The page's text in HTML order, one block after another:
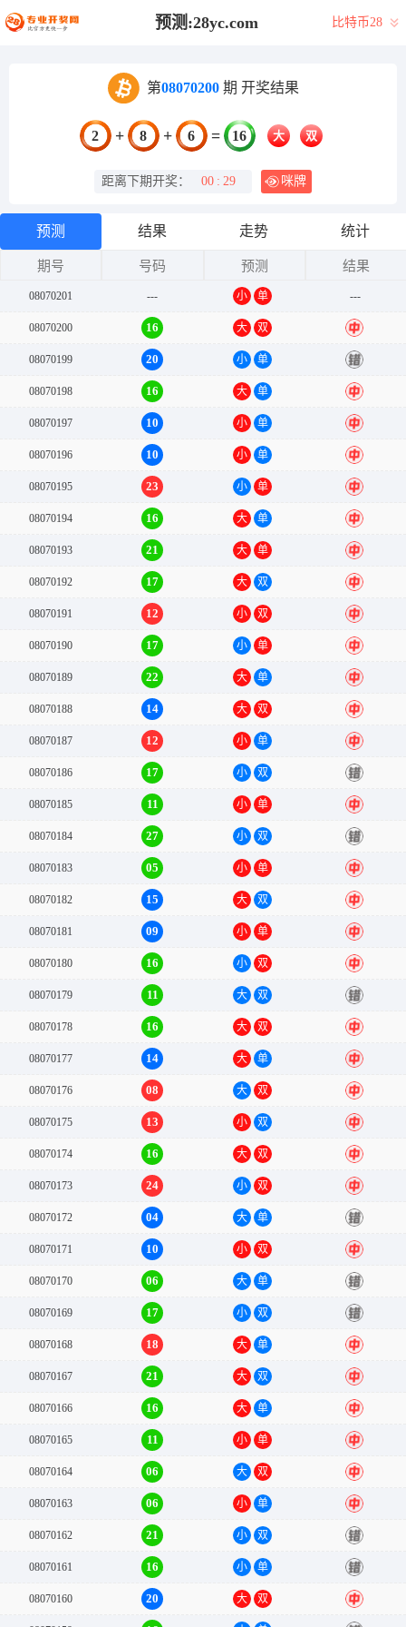
预测:28yc.com 比特币28
第08070200期 开奖结果
2 + 8 + 6 = 16 大 双
距离下期开奖： 00 : 29 咪牌
预测 结果 走势 统计
期号 号码 预测 结果
08070201 --- 小 单 ---
08070200 16 大 双 中
08070199 20 小 单 错
08070198 16 大 单 中
08070197 10 小 单 中
08070196 10 小 单 中
08070195 23 小 单 中
08070194 16 大 单 中
08070193 21 大 单 中
08070192 17 大 双 中
08070191 12 小 双 中
08070190 17 小 单 中
08070189 22 大 单 中
08070188 14 大 双 中
08070187 12 小 单 中
08070186 17 小 双 错
08070185 11 小 单 中
08070184 27 小 双 错
08070183 05 小 单 中
08070182 15 大 双 中
08070181 09 小 单 中
08070180 16 小 双 中
08070179 11 大 双 错
08070178 16 大 双 中
08070177 14 大 单 中
08070176 08 大 双 中
08070175 13 小 双 中
08070174 16 大 双 中
08070173 24 小 双 中
08070172 04 大 单 错
08070171 10 小 双 中
08070170 06 大 单 错
08070169 17 小 双 错
08070168 18 大 单 中
08070167 21 大 双 中
08070166 16 大 单 中
08070165 11 小 单 中
08070164 06 大 双 中
08070163 06 小 单 中
08070162 21 小 双 错
08070161 16 小 单 错
08070160 20 大 双 中